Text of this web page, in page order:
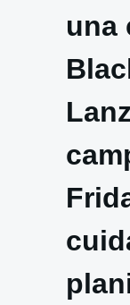
una